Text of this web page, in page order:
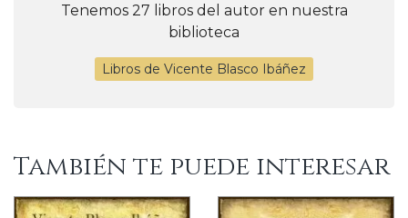
Tenemos 27 libros del autor en nuestra
biblioteca
Libros de Vicente Blasco Ibáñez
También te puede interesar